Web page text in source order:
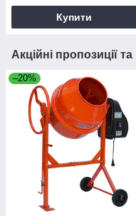
Купити
Акційні пропозиції
–20%